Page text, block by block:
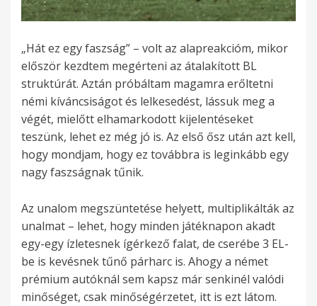
„Hát ez egy faszság” – volt az alapreakcióm, mikor
először kezdtem megérteni az átalakított BL
struktúrát. Aztán próbáltam magamra erőltetni
némi kíváncsiságot és lelkesedést, lássuk meg a
végét, mielőtt elhamarkodott kijelentéseket
teszünk, lehet ez még jó is. Az első ősz után azt kell,
hogy mondjam, hogy ez továbbra is leginkább egy
nagy faszságnak tűnik.
Az unalom megszüntetése helyett, multiplikálták az
unalmat – lehet, hogy minden játéknapon akadt
egy-egy ízletesnek ígérkező falat, de cserébe 3 EL-
be is kevésnek tűnő párharc is. Ahogy a német
prémium autóknál sem kapsz már senkinél valódi
minőséget, csak minőségérzetet, itt is ezt látom.